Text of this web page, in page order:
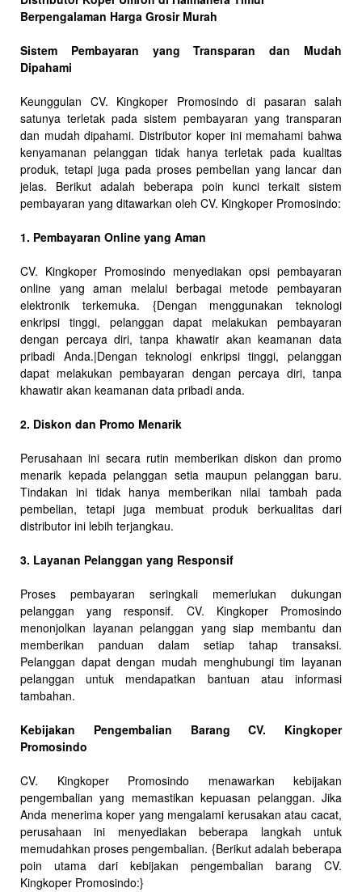
Berpengalaman Harga Grosir Murah
Sistem Pembayaran yang Transparan dan Mudah
Dipahami
Keunggulan CV. Kingkoper Promosindo di pasaran salah
satunya terletak pada sistem pembayaran yang transparan
dan mudah dipahami. Distributor koper ini memahami bahwa
kenyamanan pelanggan tidak hanya terletak pada kualitas
produk, tetapi juga pada proses pembelian yang lancar dan
jelas. Berikut adalah beberapa poin kunci terkait sistem
pembayaran yang ditawarkan oleh CV. Kingkoper Promosindo:
1. Pembayaran Online yang Aman
CV. Kingkoper Promosindo menyediakan opsi pembayaran
online yang aman melalui berbagai metode pembayaran
elektronik terkemuka. {Dengan menggunakan teknologi
enkripsi tinggi, pelanggan dapat melakukan pembayaran
dengan percaya diri, tanpa khawatir akan keamanan data
pribadi Anda.|Dengan teknologi enkripsi tinggi, pelanggan
dapat melakukan pembayaran dengan percaya diri, tanpa
khawatir akan keamanan data pribadi anda.
2. Diskon dan Promo Menarik
Perusahaan ini secara rutin memberikan diskon dan promo
menarik kepada pelanggan setia maupun pelanggan baru.
Tindakan ini tidak hanya memberikan nilai tambah pada
pembelian, tetapi juga membuat produk berkualitas dari
distributor ini lebih terjangkau.
3. Layanan Pelanggan yang Responsif
Proses pembayaran seringkali memerlukan dukungan
pelanggan yang responsif. CV. Kingkoper Promosindo
menonjolkan layanan pelanggan yang siap membantu dan
memberikan panduan dalam setiap tahap transaksi.
Pelanggan dapat dengan mudah menghubungi tim layanan
pelanggan untuk mendapatkan bantuan atau informasi
tambahan.
Kebijakan Pengembalian Barang CV. Kingkoper
Promosindo
CV. Kingkoper Promosindo menawarkan kebijakan
pengembalian yang memastikan kepuasan pelanggan. Jika
Anda menerima koper yang mengalami kerusakan atau cacat,
perusahaan ini menyediakan beberapa langkah untuk
memudahkan proses pengembalian. {Berikut adalah beberapa
poin utama dari kebijakan pengembalian barang CV.
Kingkoper Promosindo:}